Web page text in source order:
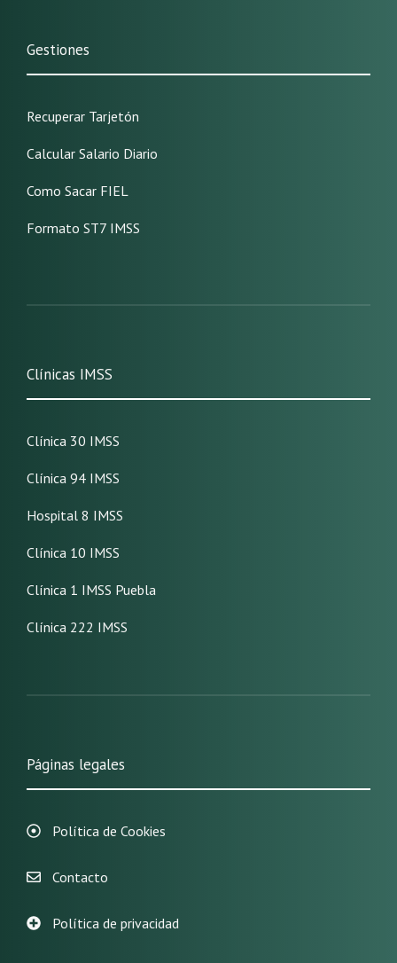
Gestiones
Recuperar Tarjetón
Calcular Salario Diario
Como Sacar FIEL
Formato ST7 IMSS
Clínicas IMSS
Clínica 30 IMSS
Clínica 94 IMSS
Hospital 8 IMSS
Clínica 10 IMSS
Clínica 1 IMSS Puebla
Clínica 222 IMSS
Páginas legales
Política de Cookies
Contacto
Política de privacidad